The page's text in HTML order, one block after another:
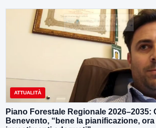
ATTUALITÀ
Piano Forestale Regionale
Benevento, “bene la pianificazione,